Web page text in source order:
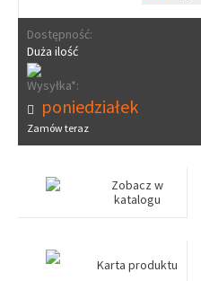
Dostępność:
Duża ilość
Wysyłka*:
poniedziałek
Zamów teraz
Zobacz w
katalogu
Karta produktu